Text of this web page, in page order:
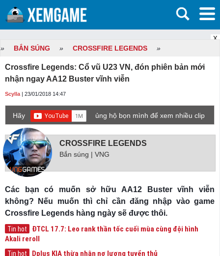
X
» BẮN SÚNG » CROSSFIRE LEGENDS »
Crossfire Legends: Cổ vũ U23 VN, đón phiên bản mới
nhận ngay AA12 Buster vĩnh viễn
Scylla | 23/01/2018 14:47
Hãy
ủng hộ bọn mình để xem nhiều clip
game mới hơn nhé!
CROSSFIRE LEGENDS
Bắn súng | VNG
Các bạn có muốn sở hữu AA12 Buster vĩnh viễn
không? Nếu muốn thì chỉ cần đăng nhập vào game
Crossfire Legends hàng ngày sẽ được thôi.
Tin hot
ĐTCL 17.7: Leo rank thần tốc cuối mùa cùng đội hình
Akali reroll
Tin hot Dplus KIA thừa nhận nợ lương tuyển thủ